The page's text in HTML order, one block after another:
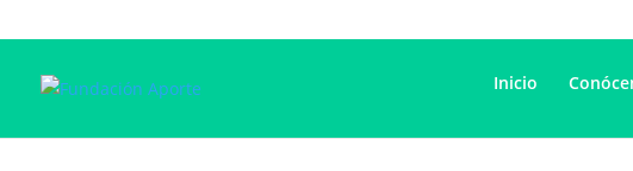
Inicio